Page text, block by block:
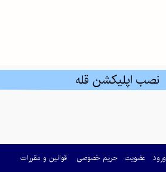
نصب اپلیکشن قله
ورود عضویت حریم خصوصی قوانین و مقررات